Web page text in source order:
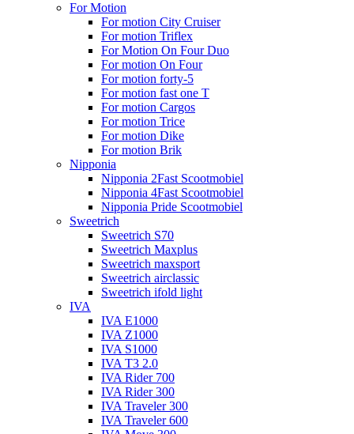
For Motion
For motion City Cruiser
For motion Triflex
For Motion On Four Duo
For motion On Four
For motion forty-5
For motion fast one T
For motion Cargos
For motion Trice
For motion Dike
For motion Brik
Nipponia
Nipponia 2Fast Scootmobiel
Nipponia 4Fast Scootmobiel
Nipponia Pride Scootmobiel
Sweetrich
Sweetrich S70
Sweetrich Maxplus
Sweetrich maxsport
Sweetrich airclassic
Sweetrich ifold light
IVA
IVA E1000
IVA Z1000
IVA S1000
IVA T3 2.0
IVA Rider 700
IVA Rider 300
IVA Traveler 300
IVA Traveler 600